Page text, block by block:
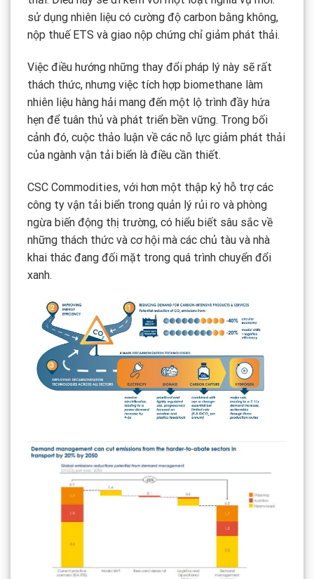
sử dụng nhiên liệu có cường độ carbon bằng không,
nộp thuế ETS và giao nộp chứng chỉ giảm phát thải.
Việc điều hướng những thay đổi pháp lý này sẽ rất
thách thức, nhưng việc tích hợp biomethane làm
nhiên liệu hàng hải mang đến một lộ trình đầy hứa
hẹn để tuân thủ và phát triển bền vững. Trong bối
cảnh đó, cuộc thảo luận về các nỗ lực giảm phát thải
của ngành vận tải biển là điều cần thiết.
CSC Commodities, với hơn một thập kỷ hỗ trợ các
công ty vận tải biển trong quản lý rủi ro và phòng
ngừa biến động thị trường, có hiểu biết sâu sắc về
những thách thức và cơ hội mà các chủ tàu và nhà
khai thác đang đối mặt trong quá trình chuyển đổi
xanh.